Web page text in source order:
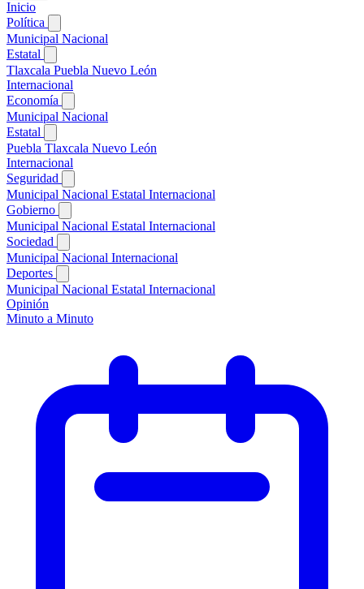
Inicio
Política
Municipal Nacional
Estatal
Tlaxcala Puebla Nuevo León
Internacional
Economía
Municipal Nacional
Estatal
Puebla Tlaxcala Nuevo León
Internacional
Seguridad
Municipal Nacional Estatal Internacional
Gobierno
Municipal Nacional Estatal Internacional
Sociedad
Municipal Nacional Internacional
Deportes
Municipal Nacional Estatal Internacional
Opinión
Minuto a Minuto